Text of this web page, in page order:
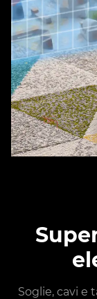
Soglie, cavi e